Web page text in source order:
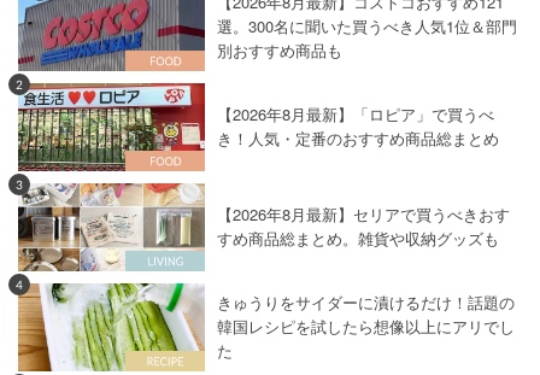
選。300名に聞いた買うべき人気1位＆部門
別おすすめ商品も
2
【2026年8月最新】「ロピア」で買うべ
き！人気・定番のおすすめ商品総まとめ
3
【2026年8月最新】セリアで買うべきおす
すめ商品総まとめ。雑貨や収納グッズも
4
きゅうりをサイダーに漬けるだけ！話題の
韓国レシピを試したら想像以上にアリでし
た